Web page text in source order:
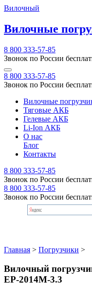
Вилочный
Вилочные
8 800 333-57-85
Звонок по России
8 800 333-57-85
Звонок по России
Вилочные
Тяговые АКБ
Гелевые АКБ
Li-Ion АКБ
О нас
Блог
Контакты
8 800 333-57-85
Звонок по России
8 800 333-57-85
Звонок по России
Главная > Погрузчики >
Вилочный
EP-2014M-3.3